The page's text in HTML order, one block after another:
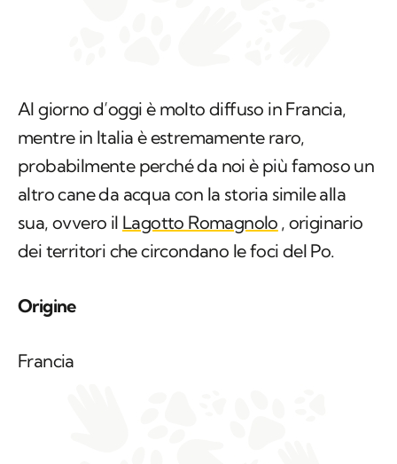
Al giorno d’oggi è molto diffuso in Francia,
mentre in Italia è estremamente raro,
probabilmente perché da noi è più famoso un
altro cane da acqua con la storia simile alla
sua, ovvero il Lagotto Romagnolo , originario
dei territori che circondano le foci del Po.
Origine
Francia